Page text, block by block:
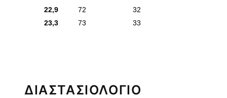
22,9
72
32
23,3
73 33
ΔΙΑΣΤΑΣΙΟΛΟΓΙΟ